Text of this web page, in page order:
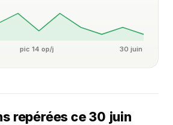
pic 14 op/j 30 juin
repérées ce 30 juin